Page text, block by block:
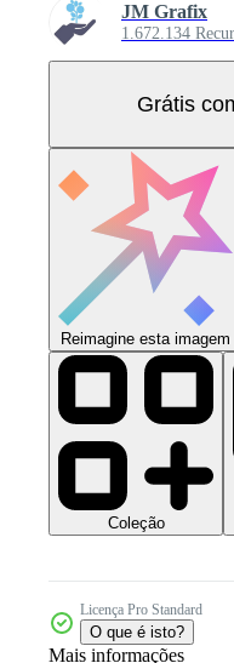
JM Grafix
1.672.134
Grátis
Reimagine esta imagem
Coleção
Licença Pro Standard
O que é isto?
Mais informações